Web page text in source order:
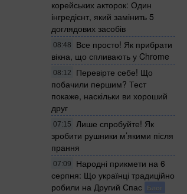
корейських акторок: Один
інгредієнт, який замінить 5
доглядових засобів
08:48
Все просто! Як прибрати
вікна, що спливають у Chrome
08:12
Перевірте себе! Що
побачили першим? Тест
покаже, наскільки ви хороший
друг
07:15
Лише спробуйте! Як
зробити рушники м’якими після
прання
07:09
Народні прикмети на 6
серпня: Що українці традиційно
робили на Другий Спас Блог